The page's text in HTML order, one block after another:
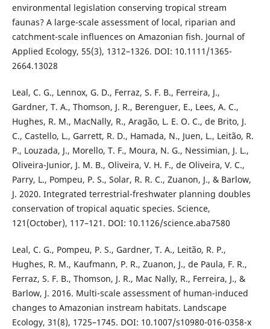
environmental legislation conserving tropical stream
faunas? A large-scale assessment of local, riparian and
catchment-scale influences on Amazonian fish. Journal of
Applied Ecology, 55(3), 1312–1326. DOI: 10.1111/1365-
2664.13028
Leal, C. G., Lennox, G. D., Ferraz, S. F. B., Ferreira, J.,
Gardner, T. A., Thomson, J. R., Berenguer, E., Lees, A. C.,
Hughes, R. M., MacNally, R., Aragão, L. E. O. C., de Brito, J.
C., Castello, L., Garrett, R. D., Hamada, N., Juen, L., Leitão, R.
P., Louzada, J., Morello, T. F., Moura, N. G., Nessimian, J. L.,
Oliveira-Junior, J. M. B., Oliveira, V. H. F., de Oliveira, V. C.,
Parry, L., Pompeu, P. S., Solar, R. R. C., Zuanon, J., & Barlow,
J. 2020. Integrated terrestrial-freshwater planning doubles
conservation of tropical aquatic species. Science,
121(October), 117–121. DOI: 10.1126/science.aba7580
Leal, C. G., Pompeu, P. S., Gardner, T. A., Leitão, R. P.,
Hughes, R. M., Kaufmann, P. R., Zuanon, J., de Paula, F. R.,
Ferraz, S. F. B., Thomson, J. R., Mac Nally, R., Ferreira, J., &
Barlow, J. 2016. Multi-scale assessment of human-induced
changes to Amazonian instream habitats. Landscape
Ecology, 31(8), 1725–1745. DOI: 10.1007/s10980-016-0358-x